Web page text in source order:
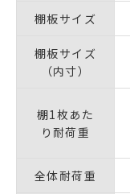
棚板サイズ
棚板サイズ
（内寸）
棚1枚あた
り耐荷重
全体耐荷重